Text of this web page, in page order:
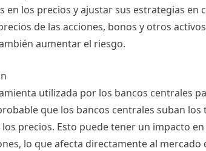
en los precios y ajustar sus estrategias en
de las acciones, bonos y otros
aumentar el riesgo.
utilizada por los bancos centrales
que los bancos centrales suban
precios. Esto puede tener un impacto
lo que afecta directamente al mercado